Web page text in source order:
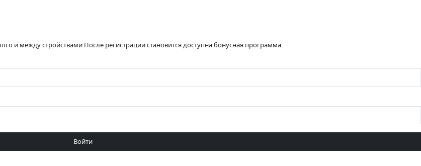
и между стройствами После регистрации становится доступна бонусная программа
Войти